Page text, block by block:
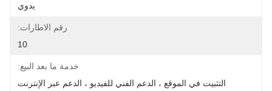
يدوي
رقم الاطارات:
10
خدمة ما بعد البيع:
التثبيت في الموقع ، الدعم الفني للفيديو ، الدعم عبر الإنترنت